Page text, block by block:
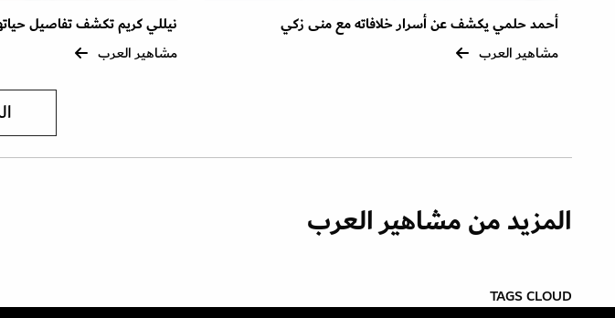
أحمد حلمي يكشف عن أسرار خلافاته مع منى زكي
مشاهير العرب
نيللي كريم تكشف تفاصيل
مشاهير العرب
المزيد من مشاهير العرب
TAGS CLOUD